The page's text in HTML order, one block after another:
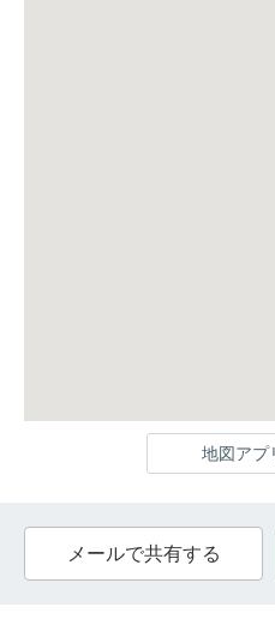
地図アプ
メールで共有する